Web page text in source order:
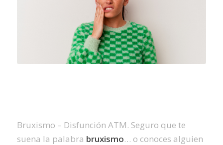
Bruxismo – Disfunción ATM. Seguro que te
suena la palabra bruxismo… o conoces alguien